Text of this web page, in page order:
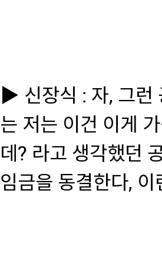
▶ 신장식 : 자, 그런
는 저는 이건 이게
데? 라고 생각했던
임금을 동결한다,